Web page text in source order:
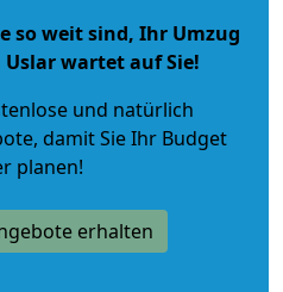
so weit sind, Ihr Umzug
wartet auf Sie!
und natürlich
, damit Sie Ihr Budget
planen!
erhalten